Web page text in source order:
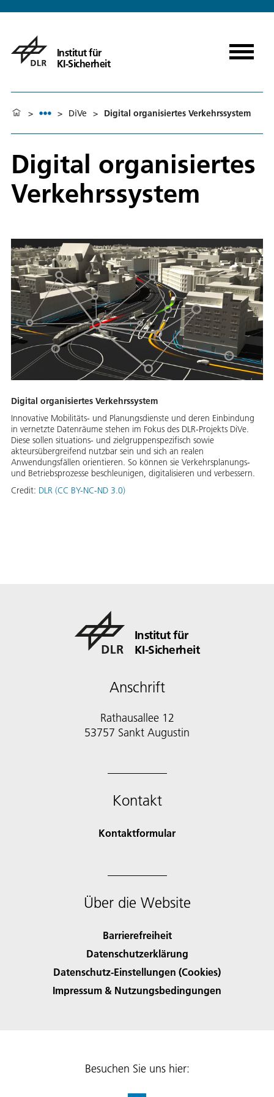
Institut für
KI-Sicherheit
> > DiVe > Digital organisiertes Verkehrssystem
Digital organisiertes
Verkehrssystem
Digital organisiertes Verkehrssystem
Innovative Mobilitäts- und Planungsdienste und deren Einbindung
in vernetzte Datenräume stehen im Fokus des DLR-Projekts DiVe.
Diese sollen situations- und zielgruppenspezifisch sowie
akteursübergreifend nutzbar sein und sich an realen
Anwendungsfällen orientieren. So können sie Verkehrsplanungs-
und Betriebsprozesse beschleunigen, digitalisieren und verbessern.
Credit: DLR (CC BY-NC-ND 3.0)
Institut für
KI-Sicherheit
Anschrift
Rathausallee 12
53757 Sankt Augustin
Kontakt
Kontaktformular
Über die Website
Barrierefreiheit
Datenschutzerklärung
Datenschutz-Einstellungen (Cookies)
Impressum & Nutzungsbedingungen
Besuchen Sie uns hier: